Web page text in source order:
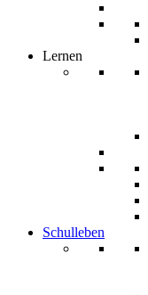
Lernen
Schulleben